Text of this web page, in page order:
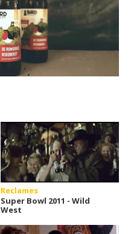
Reclames
Super Bowl 2011 - Wild
West